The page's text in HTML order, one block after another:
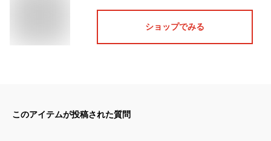
ショップでみる
このアイテムが投稿された質問